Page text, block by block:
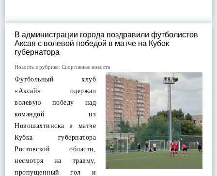
В администрации города поздравили футболистов
Аксая с волевой победой в матче на Кубок
губернатора
Новость в рубрике: Спортивные новости
Футбольный клуб
«Аксай» одержал
волевую победу над
командой из
Новошахтинска в матче
Кубка губернатора
Ростовской области,
несмотря на травму,
пропущенный гол и